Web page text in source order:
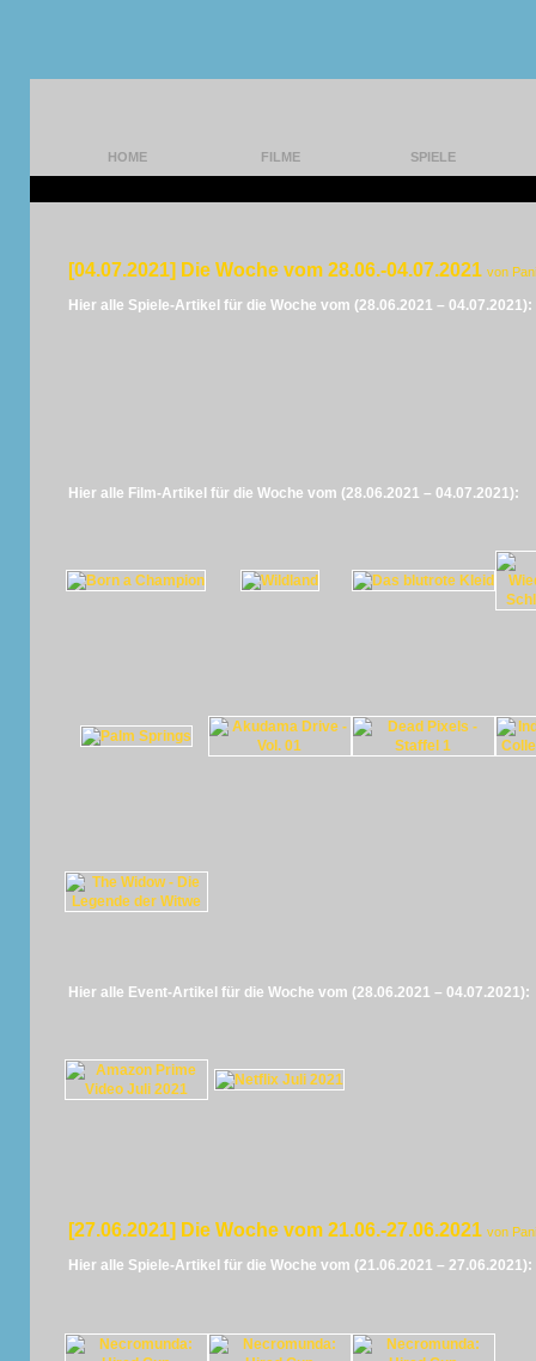
HOME FILME SPIELE
[04.07.2021] Die Woche vom 28.06.-04.07.2021 von
Hier alle Spiele-Artikel für die Woche vom (28.06.2021 – 04.07.2021):
Hier alle Film-Artikel für die Woche vom (28.06.2021 – 04.07.2021):
Hier alle Event-Artikel für die Woche vom (28.06.2021 – 04.07.2021):
[27.06.2021] Die Woche vom 21.06.-27.06.2021 von
Hier alle Spiele-Artikel für die Woche vom (21.06.2021 – 27.06.2021):